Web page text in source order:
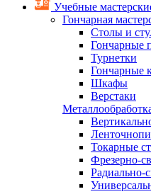
Учебные
Гончарная
Столы и
Гончарные
Турнетки
Гончарные
Шкафы
Верстаки
Токарные
Фрезерно-
Радиально-